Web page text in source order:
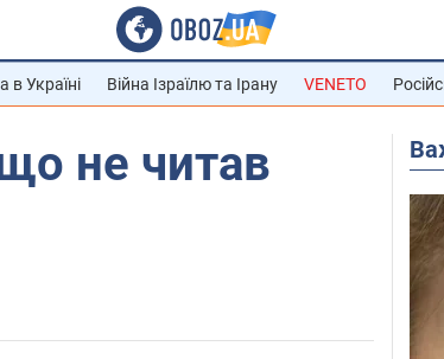
в Україні Війна Ізраїлю та Ірану VENETO
не читав